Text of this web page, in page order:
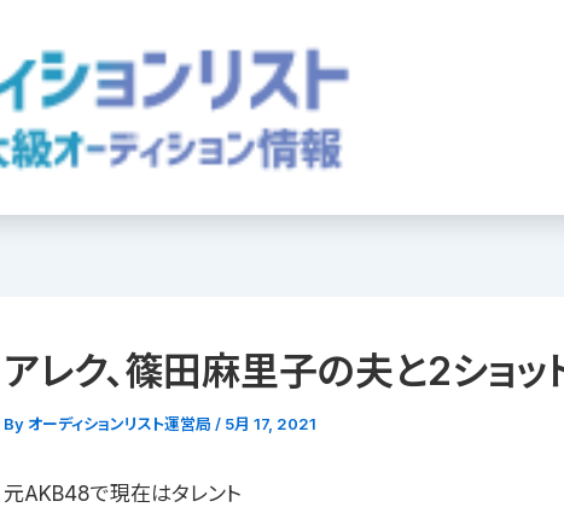
アレク、篠田麻里子の夫と2ショッ
By オーディションリスト運営局 / 5月 17, 2021
元AKB48で現在はタレント